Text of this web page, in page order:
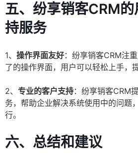
五、纷享销客CRM
持服务
1、 操作界面友好：纷享销客CRM注
了的操作界面，用户可以轻松上手，
2、 专业的客户支持：纷享销客CRM
务，帮助企业解决系统使用中的问题
行。
六、总结和建议